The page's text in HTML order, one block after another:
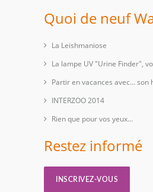
Quoi de neuf
La Leishmaniose
La lampe UV "Urine Finder",
Partir en vacances avec… son
INTERZOO 2014
Rien que pour vos yeux...
Restez informé
INSCRIVEZ-VOUS